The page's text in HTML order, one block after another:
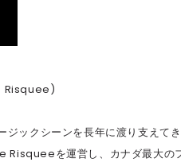
Risquee)
ックシーンを長年に渡り支えてき
を運営し、カナダ最大の